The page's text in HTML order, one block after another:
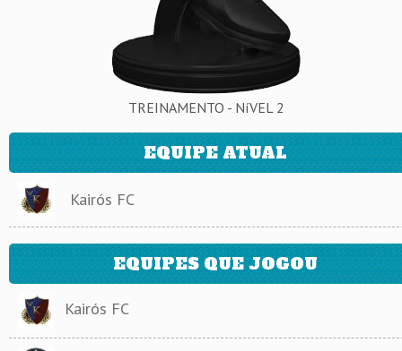
TREINAMENTO - NíVEL 2
EQUIPE ATUAL
Kairós FC
EQUIPES QUE JOGOU
Kairós FC